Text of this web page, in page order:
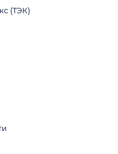
(ТЭК)